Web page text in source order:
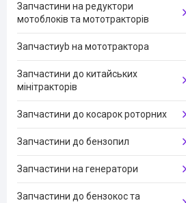
Запчастини на редуктори
мотоблоків та мототракторів
Запчастиyb на мототрактора
Запчастини до китайських
мінітракторів
Запчастини до косарок роторних
Запчастини до бензопил
Запчастини на генератори
Запчастини до бензокос та